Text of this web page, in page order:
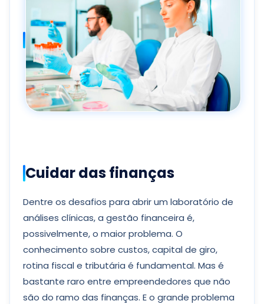
Cuidar das finanças
Dentre os desafios para abrir um laboratório de
análises clínicas, a gestão financeira é,
possivelmente, o maior problema. O
conhecimento sobre custos, capital de giro,
rotina fiscal e tributária é fundamental. Mas é
bastante raro entre empreendedores que não
são do ramo das finanças. E o grande problema